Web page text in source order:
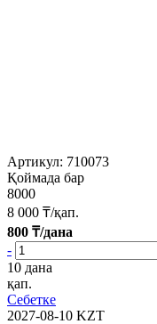
Артикул: 710073
Қоймада бар
8000
8 000 ₸/қап.
800 ₸/дана
-
10 дана
қап.
Себетке
2027-08-10 KZT